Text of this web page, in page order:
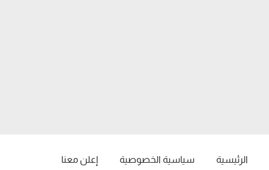
الرئيسية سياسية الخصوصية إعلن معنا